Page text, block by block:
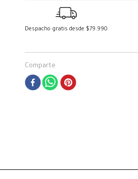
Despacho gratis desde $79.990
Comparte